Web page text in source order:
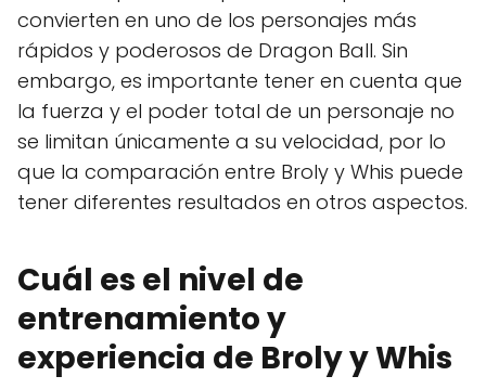
convierten en uno de los personajes más
rápidos y poderosos de Dragon Ball. Sin
embargo, es importante tener en cuenta que
la fuerza y el poder total de un personaje no
se limitan únicamente a su velocidad, por lo
que la comparación entre Broly y Whis puede
tener diferentes resultados en otros aspectos.
Cuál es el nivel de
entrenamiento y
experiencia de Broly y Whis